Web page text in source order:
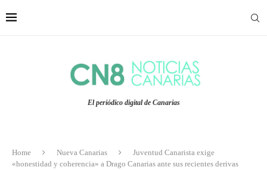
El periódico digital de Canarias
Home Nueva Canarias
Juventud Canarista exige
«honestidad y coherencia» a Drago Canarias ante sus recientes derivas